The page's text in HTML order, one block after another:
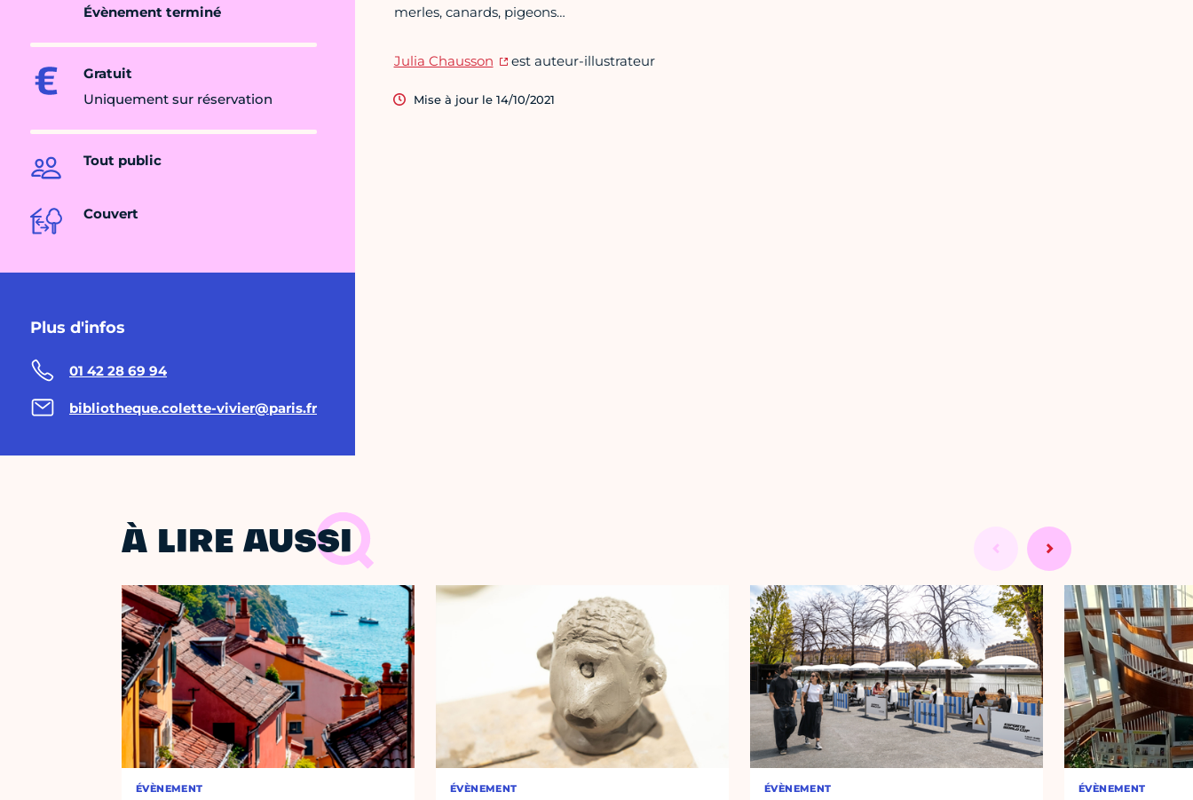
Évènement terminé
Gratuit
Uniquement sur réservation
Tout public
Couvert
Plus d'infos
01 42 28 69 94
bibliotheque.colette-vivier@paris.fr
merles, canards, pigeons…
Julia Chausson est auteur-illustrateur
Mise à jour le 14/10/2021
À LIRE AUSSI
ÉVÈNEMENT ÉVÈNEMENT ÉVÈNEMENT ÉVÈNEMENT